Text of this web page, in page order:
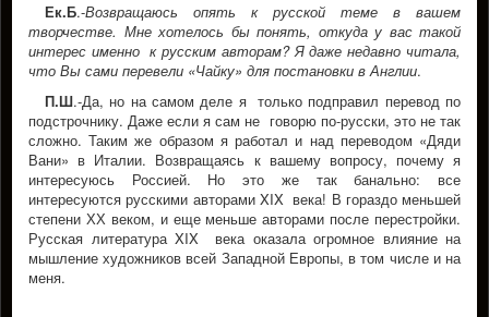
Ек.Б.-Возвращаюсь опять к русской теме в вашем
творчестве. Мне хотелось бы понять, откуда у вас такой
интерес именно к русским авторам? Я даже недавно читала,
что Вы сами перевели «Чайку» для постановки в Англии.
П.Ш.-Да, но на самом деле я только подправил перевод по
подстрочнику. Даже если я сам не говорю по-русски, это не так
сложно. Таким же образом я работал и над переводом «Дяди
Вани» в Италии. Возвращаясь к вашему вопросу, почему я
интересуюсь Россией. Но это же так банально: все
интересуются русскими авторами XIX века! В гораздо меньшей
степени ХХ веком, и еще меньше авторами после перестройки.
Русская литература XIX века оказала огромное влияние на
мышление художников всей Западной Европы, в том числе и на
меня.